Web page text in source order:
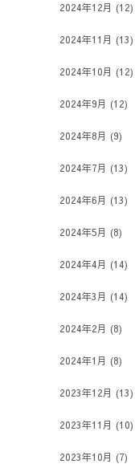
2024年12月 (12)
2024年11月 (13)
2024年10月 (12)
2024年9月 (12)
2024年8月 (9)
2024年7月 (13)
2024年6月 (13)
2024年5月 (8)
2024年4月 (14)
2024年3月 (14)
2024年2月 (8)
2024年1月 (8)
2023年12月 (13)
2023年11月 (10)
2023年10月 (7)